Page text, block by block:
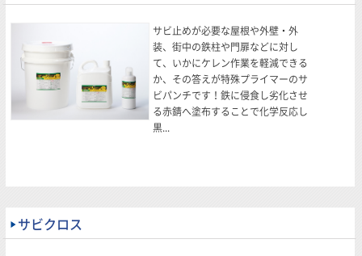
サビ止めが必要な屋根や外壁・外
装、街中の鉄柱や門扉などに対し
て、いかにケレン作業を軽減できる
か、その答えが特殊プライマーのサ
ビパンチです！鉄に侵食し劣化させ
る赤錆へ塗布することで化学反応し
黒...
サビクロス